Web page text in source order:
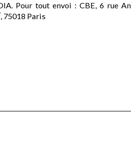
Pour tout envoi : CBE, 6 rue
75018 Paris